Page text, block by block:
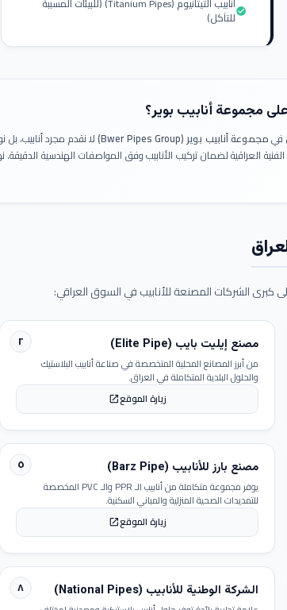
للتآكل)check_circle
مجموعة أنابيب بوير؟
فيمجموعة أنابيب بوير (Bwer Pipes Group)
لا نقدم مجرد أنابيب،
الفنية العراقية لضمان تركيب الأنابيب وفق المواصفات الهندسية
الشركات المصنعة للأنابيب في السوق العراقي:
٢ مصنع إيليت بايب (Elite Pipe)
من أبرز المصانع المحلية المتخصصة في صناعة أنابيب البلاستيك
والحلول البلدية المتكاملة في العراق.
زيارة الموقعopen_in_new
٥ مصنع بارز للأنابيب (Barz Pipe)
يوفر مجموعة متكاملة من أنابيب الـ PPR والـ PVC المخصصة
للتمديدات الصحية المنزلية والمباني السكنية.
زيارة الموقعopen_in_new
٨ الشركة الوطنية للأنابيب (National Pipes)